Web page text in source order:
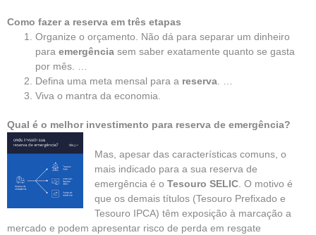
Como fazer a reserva em três etapas
Organize o orçamento. Não dá para separar um dinheiro
para emergência sem saber exatamente quanto se gasta
por mês. …
Defina uma meta mensal para a reserva
Viva o mantra da economia.
Qual é o melhor investimento para reserva de emergência?
Mas, apesar das características comuns, o
mais indicado para a sua reserva de
emergência é o Tesouro SELIC . O motivo é
que os demais títulos (Tesouro Prefixado e
Tesouro IPCA) têm exposição à marcação a
mercado e podem apresentar risco de perda em resgate